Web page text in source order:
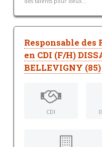
Responsable des
en CDI (F/H)
BELLEVIGNY (85)
CDI